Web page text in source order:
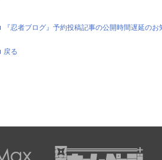
『忍者ブログ』予約投稿記事の公開時間遅延のお
戻る